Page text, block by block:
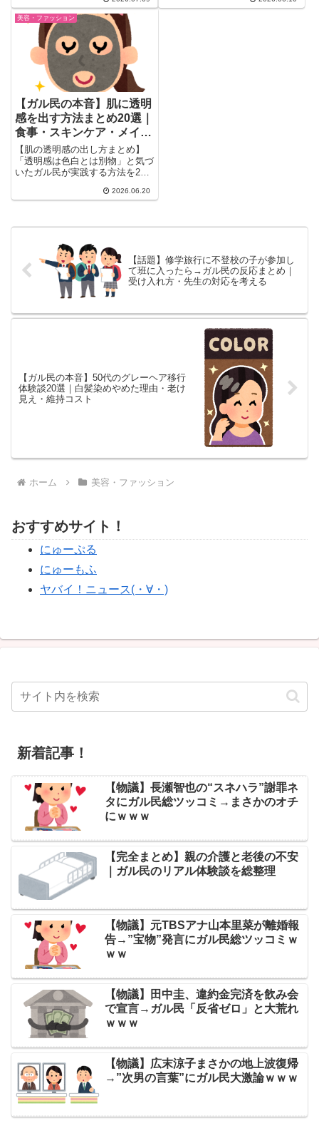
な睡眠・糖質制限のやめ方まで、
実際に肌質改善につながった食べ
物と生活習慣のリアルな声を、体
験の内容つきで厳選して紹介しま
す。
トラネキサム酸2%まで、プチプ
美容・ファッション
【ガル民の本音】肌に透明
感を出す方法まとめ20選｜
食事・スキンケア・メイク
のコツ
【肌の透明感の出し方まとめ】
「透明感は色白とは別物」と気づ
いたガル民が実践する方法を20
酒粕から砂糖断ちまで食事改善の
法まで一気にまとめ。
2026.06.20
【話題】修学旅行に不登校の子が参加し
て班に入ったら→ガル民の反応まとめ｜
受け入れ方・先生の対応を考える
【ガル民の本音】50代のグレーヘア移行
体験談20選｜白髪染めやめた理由・老け
見え・維持コスト
ホーム 美容・ファッション
おすすめサイト！
にゅーぷる
にゅーもふ
ヤバイ！ニュース(・∀・)
新着記事！
【物議】長瀬智也の“スネハラ”謝罪ネ
タにガル民総ツッコミ→まさかのオチ
にｗｗｗ
【完全まとめ】親の介護と老後の不安
｜ガル民のリアル体験談を総整理
【物議】元TBSアナ山本里菜が離婚報
告→”宝物”発言にガル民総ツッコミｗ
ｗｗ
【物議】田中圭、違約金完済を飲み会
で宣言→ガル民「反省ゼロ」と大荒れ
ｗｗｗ
【物議】広末涼子まさかの地上波復帰
→”次男の言葉”にガル民大激論ｗｗｗ